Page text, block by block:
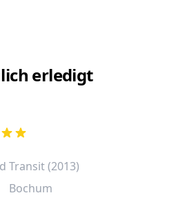
erledigt
Transit (2013)
Bochum